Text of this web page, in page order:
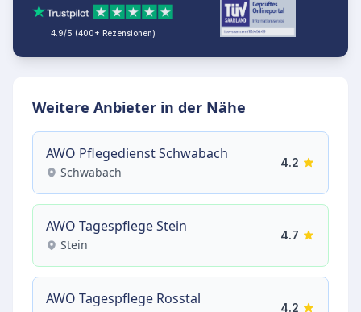
4.9/5 (400+ Rezensionen)
Weitere Anbieter in der Nähe
AWO Pflegedienst Schwabach
Schwabach
4.2
AWO Tagespflege Stein
Stein
4.7
AWO Tagespflege Rosstal
4.2